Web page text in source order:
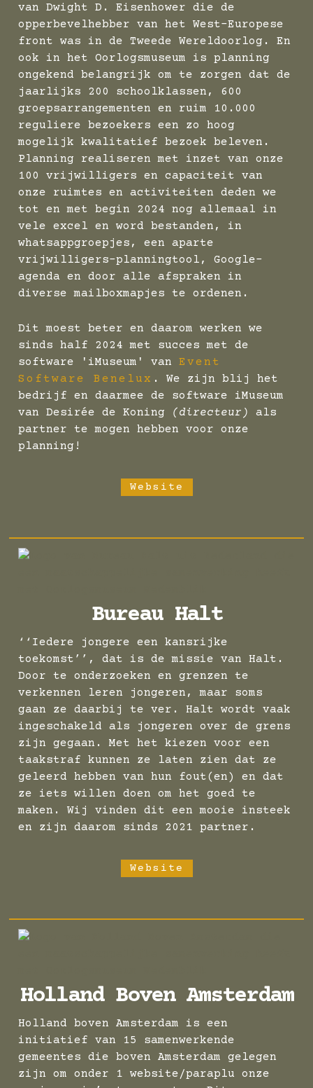
van Dwight D. Eisenhower die de
opperbevelhebber van het West-Europese
front was in de Tweede Wereldoorlog. En
ook in het Oorlogsmuseum is planning
ongekend belangrijk om te zorgen dat de
jaarlijks 200 schoolklassen, 600
groepsarrangementen en ruim 10.000
reguliere bezoekers een zo hoog
mogelijk kwalitatief bezoek beleven.
Planning realiseren met inzet van onze
100 vrijwilligers en capaciteit van
onze ruimtes en activiteiten deden we
tot en met begin 2024 nog allemaal in
vele excel en word bestanden, in
whatsappgroepjes, een aparte
vrijwilligers-planningtool, Google-
agenda en door alle afspraken in
diverse mailboxmapjes te ordenen.
Dit moest beter en daarom werken we
sinds half 2024 met succes met de
software 'iMuseum' van Event
Software Benelux . We zijn blij het
bedrijf en daarmee de software iMuseum
van Desirée de Koning
(directeur)
als
partner te mogen hebben voor onze
planning!
Website
Bureau Halt
‘‘Iedere jongere een kansrijke
toekomst’’, dat is de missie van Halt.
Door te onderzoeken en grenzen te
verkennen leren jongeren, maar soms
gaan ze daarbij te ver. Halt wordt vaak
ingeschakeld als jongeren over de grens
zijn gegaan. Met het kiezen voor een
taakstraf kunnen ze laten zien dat ze
geleerd hebben van hun fout(en) en dat
ze iets willen doen om het goed te
maken. Wij vinden dit een mooie insteek
en zijn daarom sinds 2021 partner.
Website
Holland Boven Amsterdam
Holland boven Amsterdam is een
initiatief van 15 samenwerkende
gemeentes die boven Amsterdam gelegen
zijn om onder 1 website/paraplu onze